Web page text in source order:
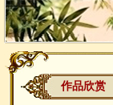
作品欣赏